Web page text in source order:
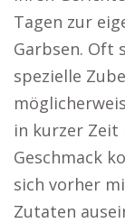
Tagen zur
Garbsen. Oft
spezielle
in kurzer Zeit
Geschmack
sich vorher
Zutaten